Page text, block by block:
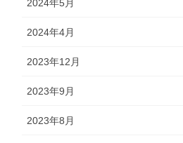
2024年5月
2024年4月
2023年12月
2023年9月
2023年8月